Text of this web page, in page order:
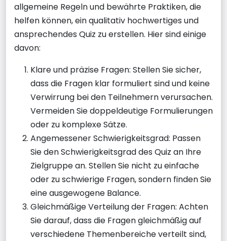
allgemeine Regeln und bewährte Praktiken, die
helfen können, ein qualitativ hochwertiges und
ansprechendes Quiz zu erstellen. Hier sind einige
davon:
Klare und präzise Fragen: Stellen Sie sicher,
dass die Fragen klar formuliert sind und keine
Verwirrung bei den Teilnehmern verursachen.
Vermeiden Sie doppeldeutige Formulierungen
oder zu komplexe Sätze.
Angemessener Schwierigkeitsgrad: Passen
Sie den Schwierigkeitsgrad des Quiz an Ihre
Zielgruppe an. Stellen Sie nicht zu einfache
oder zu schwierige Fragen, sondern finden Sie
eine ausgewogene Balance.
Gleichmäßige Verteilung der Fragen: Achten
Sie darauf, dass die Fragen gleichmäßig auf
verschiedene Themenbereiche verteilt sind,